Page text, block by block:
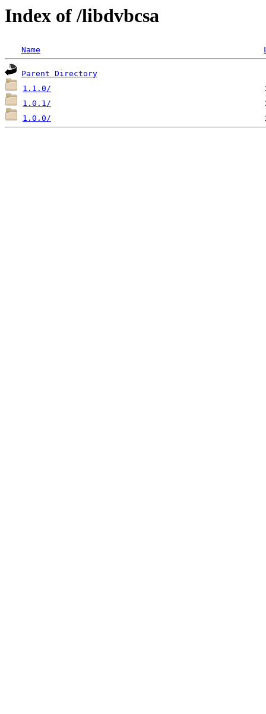
Index of /libdvbcsa
Name
Parent Directory
1.1.0/
1.0.1/
1.0.0/